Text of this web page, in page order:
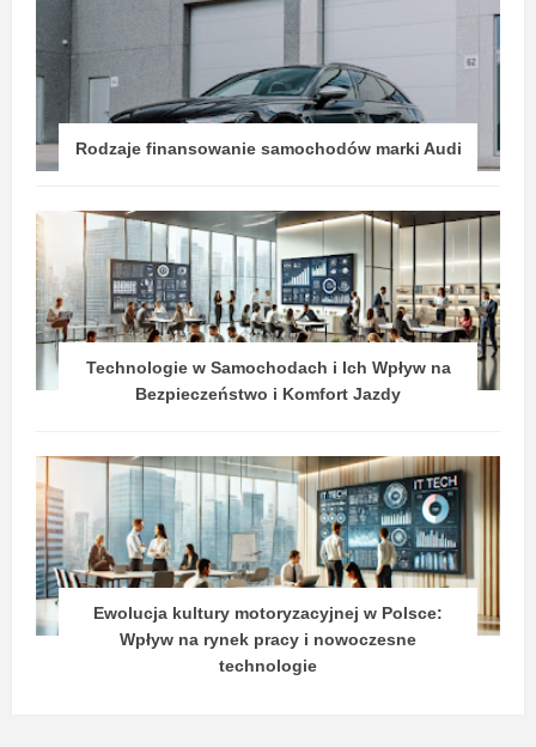
Rodzaje finansowanie samochodów marki Audi
Technologie w Samochodach i Ich Wpływ na
Bezpieczeństwo i Komfort Jazdy
Ewolucja kultury motoryzacyjnej w Polsce:
Wpływ na rynek pracy i nowoczesne
technologie